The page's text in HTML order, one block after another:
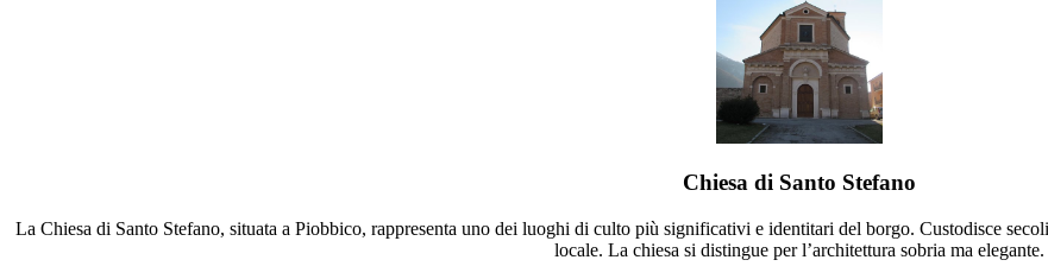
Chiesa di Santo Stefano
La Chiesa di Santo Stefano, situata a Piobbico, rappresenta uno dei luoghi di culto più significativi e identitari del borgo. Custodisce
locale. La chiesa si distingue per l’architettura sobria ma elegante.